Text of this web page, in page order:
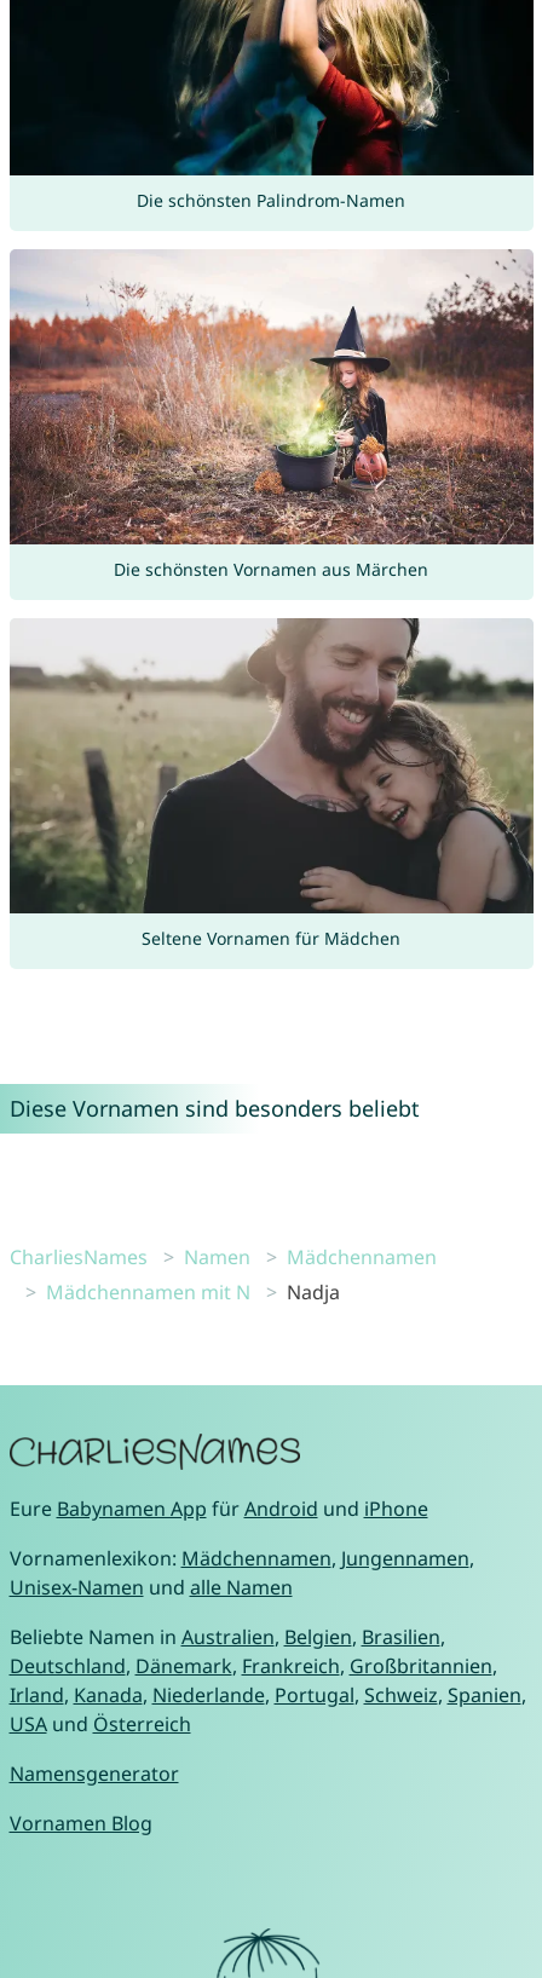
Die schönsten Palindrom-Namen
Die schönsten Vornamen aus Märchen
Seltene Vornamen für Mädchen
Diese Vornamen sind besonders beliebt
CharliesNames Namen
Mädchennamen
Mädchennamen mit N
Nadja
Eure Babynamen App fürAndroid und iPhone
Vornamenlexikon: Mädchennamen, Jungennamen,
Unisex-Namen und alle Namen
Beliebte Namen in Australien, Belgien, Brasilien,
Deutschland, Dänemark, Frankreich, Großbritannien,
Irland, Kanada, Niederlande, Portugal, Schweiz, Spanien,
USAund Österreich
Namensgenerator
Vornamen Blog